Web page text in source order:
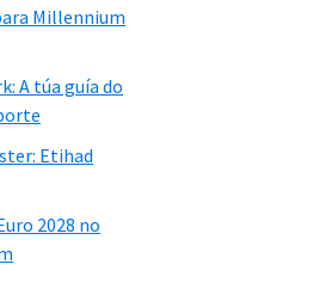
Millennium
A túa guía do
Etihad
2028 no